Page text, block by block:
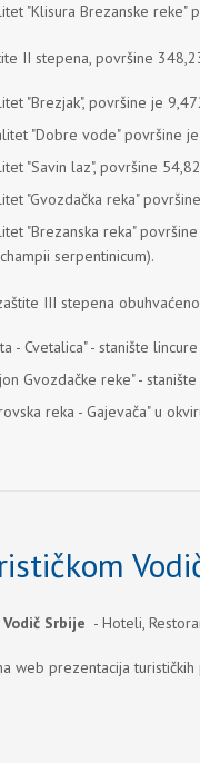
"Klisura Brezanske reke"
II stepena, površine
"Brezjak", površine je
"Dobre vode" površine
"Savin laz", površine
"Gvozdačka reka"
"Brezanska reka"
serpentinicum).
III stepena
- Cvetalica" - stanište lincure
Gvozdačke reke" -
reka - Gajevača" u
Srbije - Hoteli,
web prezentacija